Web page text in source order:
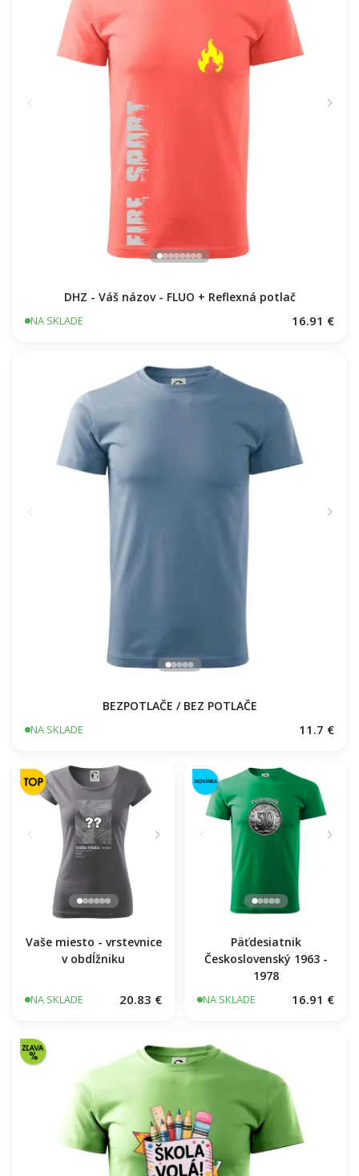
DHZ - Váš názov - FLUO + Reflexná potlač
NA SKLADE 16.91 €
BEZPOTLAČE / BEZ POTLAČE
NA SKLADE 11.7 €
Vaše miesto - vrstevnice
v obdĺžniku
NA SKLADE 20.83 €
Päťdesiatnik
Československý 1963 -
1978
NA SKLADE 16.91 €